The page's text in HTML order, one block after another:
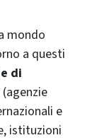
mondo
a questi
di
e
istituzioni